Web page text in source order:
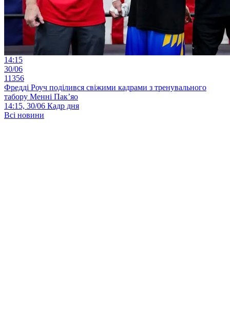
14:15
30/06
11356
Фредді Роуч поділився свіжими кадрами з тренувального
табору Менні Пак’яо
14:15, 30/06 Кадр дня
Всі новини